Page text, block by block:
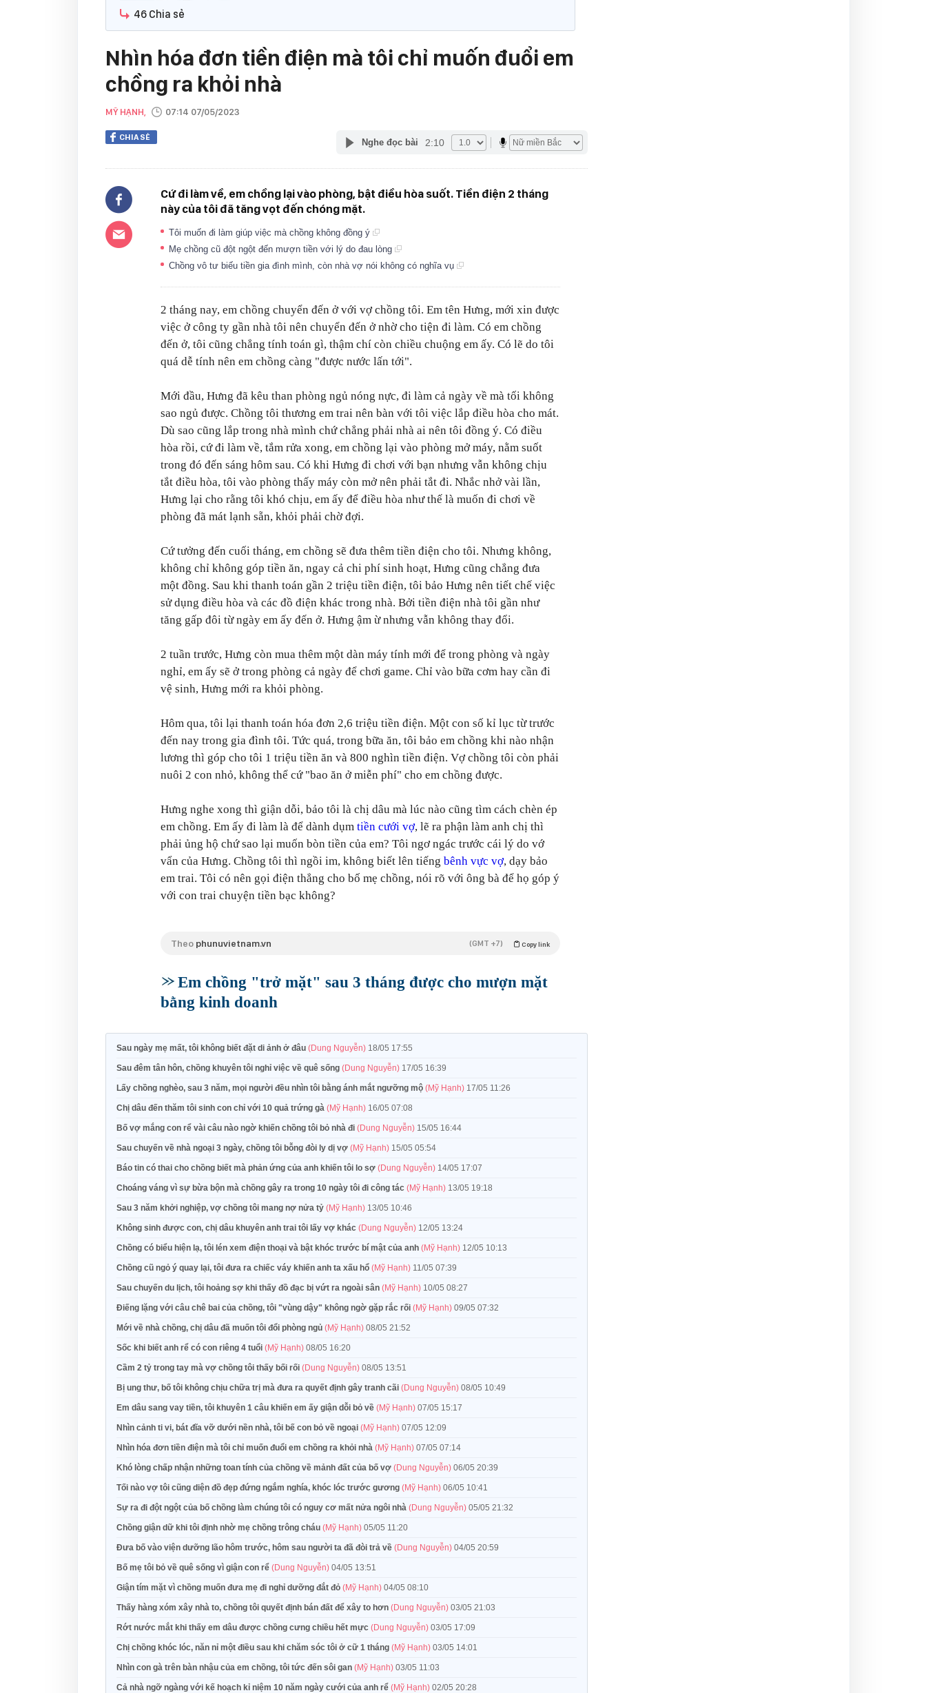
46 Chia sẻ
Nhìn hóa đơn tiền điện mà tôi chỉ muốn đuổi em
chồng ra khỏi nhà
MỸ HẠNH, 07:14 07/05/2023
CHIA SẺ Nghe đọc bài 2:10
Cứ đi làm về, em chồng lại vào phòng, bật điều hòa suốt. Tiền điện 2 tháng
này của tôi đã tăng vọt đến chóng mặt.
Tôi muốn đi làm giúp việc mà chồng không đồng ý
Mẹ chồng cũ đột ngột đến mượn tiền với lý do đau lòng
Chồng vô tư biếu tiền gia đình mình, còn nhà vợ nói không có nghĩa vụ
2 tháng nay, em chồng chuyển đến ở với vợ chồng tôi. Em tên Hưng, mới xin được
việc ở công ty gần nhà tôi nên chuyển đến ở nhờ cho tiện đi làm. Có em chồng
đến ở, tôi cũng chẳng tính toán gì, thậm chí còn chiều chuộng em ấy. Có lẽ do tôi
quá dễ tính nên em chồng càng "được nước lấn tới".
Mới đầu, Hưng đã kêu than phòng ngủ nóng nực, đi làm cả ngày về mà tối không
sao ngủ được. Chồng tôi thương em trai nên bàn với tôi việc lắp điều hòa cho mát.
Dù sao cũng lắp trong nhà mình chứ chẳng phải nhà ai nên tôi đồng ý. Có điều
hòa rồi, cứ đi làm về, tắm rửa xong, em chồng lại vào phòng mở máy, nằm suốt
trong đó đến sáng hôm sau. Có khi Hưng đi chơi với bạn nhưng vẫn không chịu
tắt điều hòa, tôi vào phòng thấy máy còn mở nên phải tắt đi. Nhắc nhở vài lần,
Hưng lại cho rằng tôi khó chịu, em ấy để điều hòa như thế là muốn đi chơi về
phòng đã mát lạnh sẵn, khỏi phải chờ đợi.
Cứ tưởng đến cuối tháng, em chồng sẽ đưa thêm tiền điện cho tôi. Nhưng không,
không chỉ không góp tiền ăn, ngay cả chi phí sinh hoạt, Hưng cũng chẳng đưa
một đồng. Sau khi thanh toán gần 2 triệu tiền điện, tôi bảo Hưng nên tiết chế việc
sử dụng điều hòa và các đồ điện khác trong nhà. Bởi tiền điện nhà tôi gần như
tăng gấp đôi từ ngày em ấy đến ở. Hưng ậm ừ nhưng vẫn không thay đổi.
2 tuần trước, Hưng còn mua thêm một dàn máy tính mới để trong phòng và ngày
nghỉ, em ấy sẽ ở trong phòng cả ngày để chơi game. Chỉ vào bữa cơm hay cần đi
vệ sinh, Hưng mới ra khỏi phòng.
Hôm qua, tôi lại thanh toán hóa đơn 2,6 triệu tiền điện. Một con số kỉ lục từ trước
đến nay trong gia đình tôi. Tức quá, trong bữa ăn, tôi bảo em chồng khi nào nhận
lương thì góp cho tôi 1 triệu tiền ăn và 800 nghìn tiền điện. Vợ chồng tôi còn phải
nuôi 2 con nhỏ, không thể cứ "bao ăn ở miễn phí" cho em chồng được.
Hưng nghe xong thì giận dỗi, bảo tôi là chị dâu mà lúc nào cũng tìm cách chèn ép
em chồng. Em ấy đi làm là để dành dụm tiền cưới vợ, lẽ ra phận làm anh chị thì
phải ủng hộ chứ sao lại muốn bòn tiền của em? Tôi ngơ ngác trước cái lý do vớ
vẩn của Hưng. Chồng tôi thì ngồi im, không biết lên tiếng bênh vực vợ, dạy bảo
em trai. Tôi có nên gọi điện thẳng cho bố mẹ chồng, nói rõ với ông bà để họ góp ý
với con trai chuyện tiền bạc không?
Theo phunuvietnam.vn Copy link
(GMT +7)
Em chồng "trở mặt" sau 3 tháng được cho mượn mặt
bằng kinh doanh
Sau ngày mẹ mất, tôi không biết đặt di ảnh ở đâu (Dung Nguyễn) 18/05 17:55
Sau đêm tân hôn, chồng khuyên tôi nghỉ việc về quê sống (Dung Nguyễn) 17/05 16:39
Lấy chồng nghèo, sau 3 năm, mọi người đều nhìn tôi bằng ánh mắt ngưỡng mộ (Mỹ Hạnh) 17/05 11:26
Chị dâu đến thăm tôi sinh con chỉ với 10 quả trứng gà (Mỹ Hạnh) 16/05 07:08
Bố vợ mắng con rể vài câu nào ngờ khiến chồng tôi bỏ nhà đi (Dung Nguyễn) 15/05 16:44
Sau chuyến về nhà ngoại 3 ngày, chồng tôi bỗng đòi ly dị vợ (Mỹ Hạnh) 15/05 05:54
Báo tin có thai cho chồng biết mà phản ứng của anh khiến tôi lo sợ (Dung Nguyễn) 14/05 17:07
Choáng váng vì sự bừa bộn mà chồng gây ra trong 10 ngày tôi đi công tác (Mỹ Hạnh) 13/05 19:18
Sau 3 năm khởi nghiệp, vợ chồng tôi mang nợ nửa tỷ (Mỹ Hạnh) 13/05 10:46
Không sinh được con, chị dâu khuyên anh trai tôi lấy vợ khác (Dung Nguyễn) 12/05 13:24
Chồng có biểu hiện lạ, tôi lén xem điện thoại và bật khóc trước bí mật của anh (Mỹ Hạnh) 12/05 10:13
Chồng cũ ngỏ ý quay lại, tôi đưa ra chiếc váy khiến anh ta xấu hổ (Mỹ Hạnh) 11/05 07:39
Sau chuyến du lịch, tôi hoảng sợ khi thấy đồ đạc bị vứt ra ngoài sân (Mỹ Hạnh) 10/05 08:27
Điếng lặng với câu chê bai của chồng, tôi "vùng dậy" không ngờ gặp rắc rối (Mỹ Hạnh) 09/05 07:32
Mới về nhà chồng, chị dâu đã muốn tôi đổi phòng ngủ (Mỹ Hạnh) 08/05 21:52
Sốc khi biết anh rể có con riêng 4 tuổi (Mỹ Hạnh) 08/05 16:20
Cầm 2 tỷ trong tay mà vợ chồng tôi thấy bối rối (Dung Nguyễn) 08/05 13:51
Bị ung thư, bố tôi không chịu chữa trị mà đưa ra quyết định gây tranh cãi (Dung Nguyễn) 08/05 10:49
Em dâu sang vay tiền, tôi khuyên 1 câu khiến em ấy giận dỗi bỏ về (Mỹ Hạnh) 07/05 15:17
Nhìn cảnh ti vi, bát đĩa vỡ dưới nền nhà, tôi bế con bỏ về ngoại (Mỹ Hạnh) 07/05 12:09
Nhìn hóa đơn tiền điện mà tôi chỉ muốn đuổi em chồng ra khỏi nhà (Mỹ Hạnh) 07/05 07:14
Khó lòng chấp nhận những toan tính của chồng về mảnh đất của bố vợ (Dung Nguyễn) 06/05 20:39
Tối nào vợ tôi cũng diện đồ đẹp đứng ngắm nghía, khóc lóc trước gương (Mỹ Hạnh) 06/05 10:41
Sự ra đi đột ngột của bố chồng làm chúng tôi có nguy cơ mất nửa ngôi nhà (Dung Nguyễn) 05/05 21:32
Chồng giận dữ khi tôi định nhờ mẹ chồng trông cháu (Mỹ Hạnh) 05/05 11:20
Đưa bố vào viện dưỡng lão hôm trước, hôm sau người ta đã đòi trả về (Dung Nguyễn) 04/05 20:59
Bố mẹ tôi bỏ về quê sống vì giận con rể (Dung Nguyễn) 04/05 13:51
Giận tím mặt vì chồng muốn đưa mẹ đi nghỉ dưỡng đắt đỏ (Mỹ Hạnh) 04/05 08:10
Thấy hàng xóm xây nhà to, chồng tôi quyết định bán đất để xây to hơn (Dung Nguyễn) 03/05 21:03
Rớt nước mắt khi thấy em dâu được chồng cưng chiều hết mực (Dung Nguyễn) 03/05 17:09
Chị chồng khóc lóc, năn nỉ một điều sau khi chăm sóc tôi ở cữ 1 tháng (Mỹ Hạnh) 03/05 14:01
Nhìn con gà trên bàn nhậu của em chồng, tôi tức đến sôi gan (Mỹ Hạnh) 03/05 11:03
Cả nhà ngỡ ngàng với kế hoạch kỉ niệm 10 năm ngày cưới của anh rể (Mỹ Hạnh) 02/05 20:28